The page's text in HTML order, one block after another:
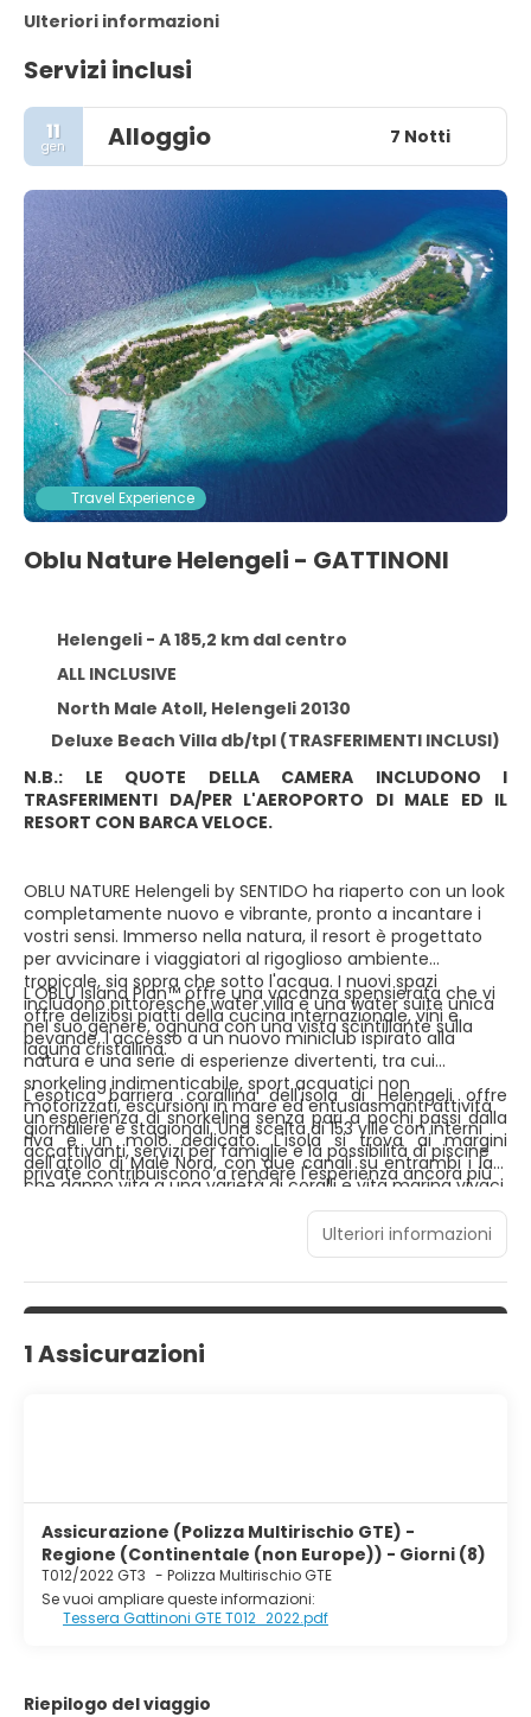
Ulteriori informazioni
Servizi inclusi
11
gen Alloggio 7 Notti
Travel Experience
Oblu Nature Helengeli - GATTINONI
Helengeli - A 185,2 km dal centro
ALL INCLUSIVE
North Male Atoll, Helengeli 20130
Deluxe Beach Villa db/tpl (TRASFERIMENTI INCLUSI)
N.B.: LE QUOTE DELLA CAMERA INCLUDONO I
TRASFERIMENTI DA/PER L'AEROPORTO DI MALE ED IL
RESORT CON BARCA VELOCE.
OBLU NATURE Helengeli by SENTIDO ha riaperto con un look
completamente nuovo e vibrante, pronto a incantare i
vostri sensi. Immerso nella natura, il resort è progettato
per avvicinare i viaggiatori al rigoglioso ambiente
tropicale, sia sopra che sotto l'acqua. I nuovi spazi
includono pittoresche water villa e una water suite unica
nel suo genere, ognuna con una vista scintillante sulla
laguna cristallina.
L'OBLU Island Plan™ offre una vacanza spensierata che vi
offre deliziosi piatti della cucina internazionale, vini e
bevande, l'accesso a un nuovo miniclub ispirato alla
natura e una serie di esperienze divertenti, tra cui
snorkeling indimenticabile, sport acquatici non
motorizzati, escursioni in mare ed entusiasmanti attività
giornaliere e stagionali. Una scelta di 153 ville con interni
accattivanti, servizi per famiglie e la possibilità di piscine
private contribuiscono a rendere l'esperienza ancora più
L'esotica barriera corallina dell'isola di Helengeli offre
un'esperienza di snorkeling senza pari a pochi passi dalla
riva e un molo dedicato. L'isola si trova ai margini
dell'atollo di Malé Nord, con due canali su entrambi i lati,
che danno vita a una varietà di coralli e vita marina vivaci,
per esperienze di immersioni esaltanti.
Ulteriori informazioni
1 Assicurazioni
Assicurazione (Polizza Multirischio GTE) -
Regione (Continentale (non Europe)) - Giorni (8)
T012/2022 GT3 - Polizza Multirischio GTE
Se vuoi ampliare queste informazioni:
Tessera Gattinoni GTE T012_2022.pdf
Riepilogo del viaggio